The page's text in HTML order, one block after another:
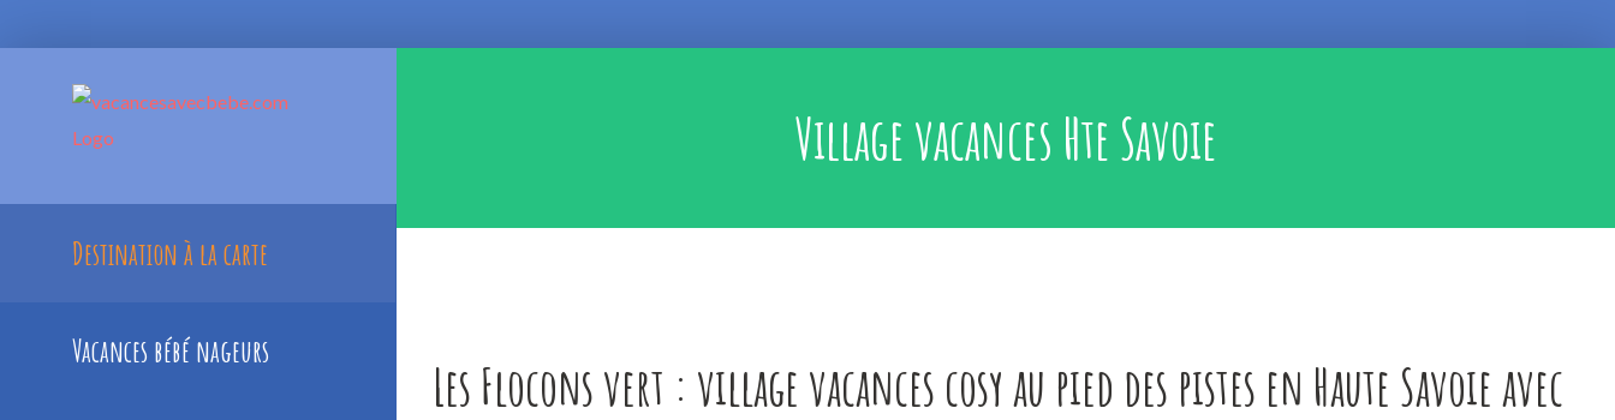
Destination à la carte
Vacances bébé nageurs
Village vacances Hte Savoie
Les Flocons vert : village vacances cosy au pied des pistes en Haute Savoie avec